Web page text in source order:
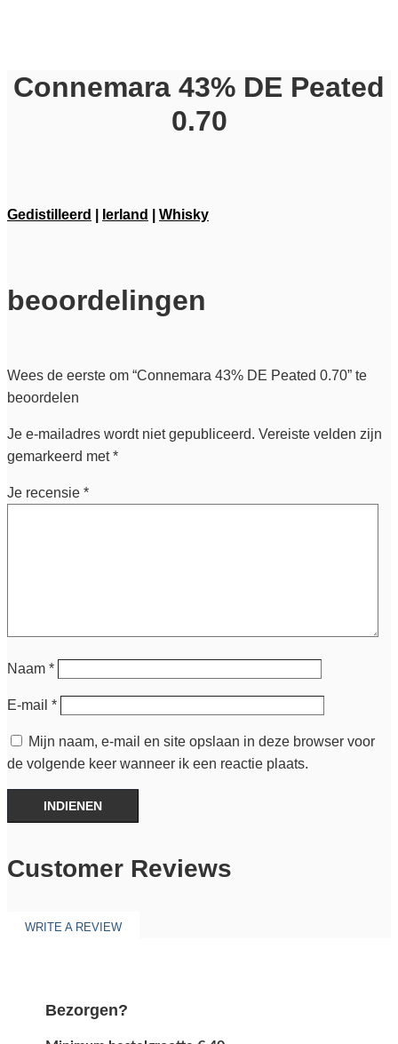
Connemara 43% DE Peated
0.70
Gedistilleerd Ierland Whisky
beoordelingen
Wees de eerste om “Connemara 43% DE Peated 0.70” te
beoordelen
Je e-mailadres wordt niet gepubliceerd. Vereiste velden zijn
gemarkeerd met*
Je recensie *
Naam *
E-mail *
Mijn naam, e-mail en site opslaan in deze browser voor
de volgende keer wanneer ik een reactie plaats.
INDIENEN
Customer Reviews
WRITE A REVIEW
Bezorgen?